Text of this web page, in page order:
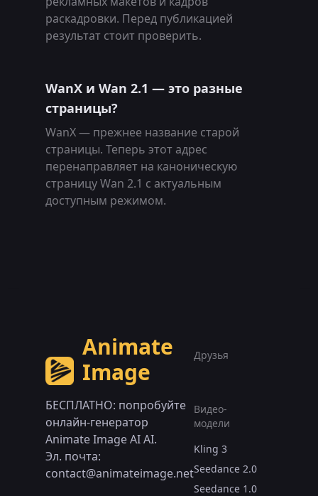
раскадровки. Перед публикацией
результат стоит проверить.
WanX и Wan 2.1 — это разные
страницы?
WanX — прежнее название старой
страницы. Теперь этот адрес
перенаправляет на каноническую
страницу Wan 2.1 с актуальным
доступным режимом.
Animate
Image
БЕСПЛАТНО: попробуйте
онлайн-генератор
Animate Image AI AI.
Эл. почта:
contact@animateimage.net
Друзья
Видео-
модели
Kling 3
Seedance 2.0
Seedance 1.0